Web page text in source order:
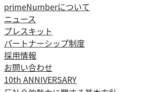
primeNumberについて
ニュース
プレスキット
パートナーシップ制度
採用情報
お問い合わせ
10th ANNIVERSARY